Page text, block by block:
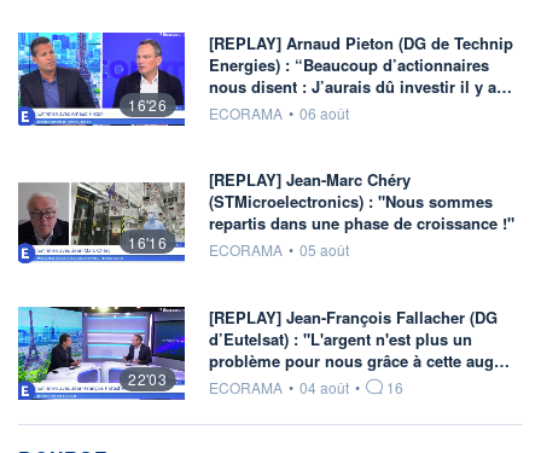
16'26
[REPLAY] Arnaud Pieton (DG de Technip
Energies) : “Beaucoup d’actionnaires
nous disent : J’aurais dû investir il y a…
information fournie par
ECORAMA • 06 août
16'16
[REPLAY] Jean-Marc Chéry
(STMicroelectronics) : "Nous sommes
repartis dans une phase de croissance !"
information fournie par
ECORAMA • 05 août
22'03
[REPLAY] Jean-François Fallacher (DG
d’Eutelsat) : "L'argent n'est plus un
problème pour nous grâce à cette aug…
information fournie par
ECORAMA • 04 août • 16